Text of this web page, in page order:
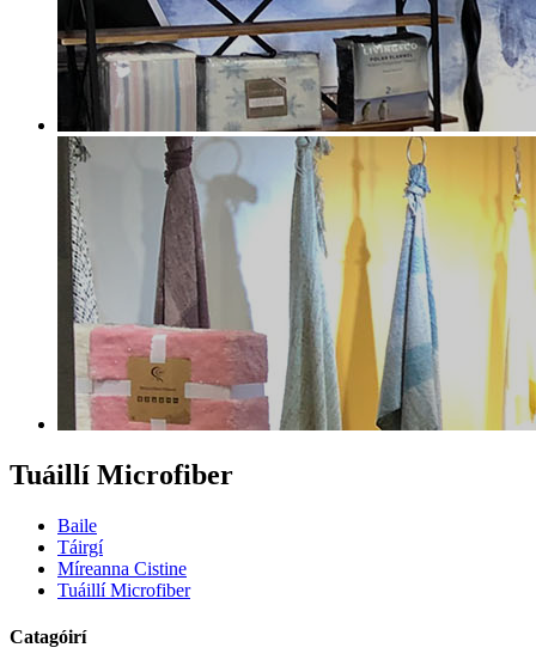
Tuáillí Microfiber
Baile
Táirgí
Míreanna Cistine
Tuáillí Microfiber
Catagóirí